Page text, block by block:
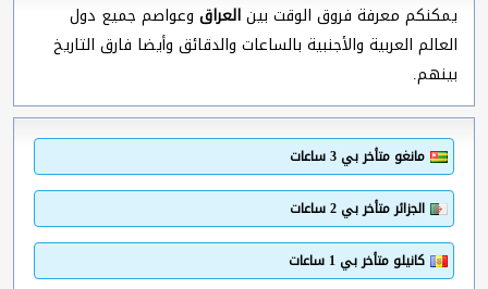
يمكنكم معرفة فروق الوقت بينالعراق وعواصم جميع دول
العالم العربية والأجنبية بالساعات والدقائق وأيضا فارق التاريخ
بينهم.
مانغو متأخر بي 3 ساعات
الجزائر متأخر بي 2 ساعات
كانيلو متأخر بي 1 ساعات